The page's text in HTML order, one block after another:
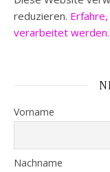
reduzieren.
verarbeitet werden.
Vorname
Nachname